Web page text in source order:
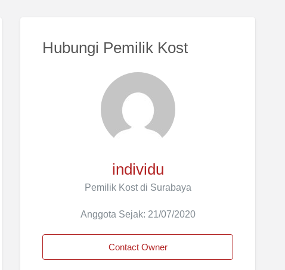
Hubungi Pemilik Kost
individu
Pemilik Kost di Surabaya
Anggota Sejak: 21/07/2020
Contact Owner